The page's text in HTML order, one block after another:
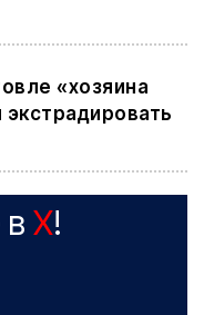
«хозяина
X!